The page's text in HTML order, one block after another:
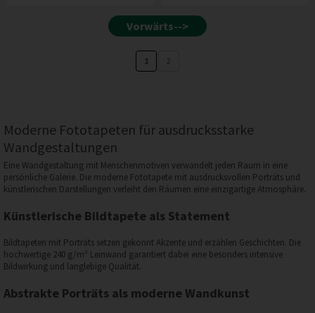
Vorwärts-->
1 2
Moderne Fototapeten für ausdrucksstarke
Wandgestaltungen
Eine Wandgestaltung mit Menschenmotiven verwandelt jeden Raum in eine
persönliche Galerie. Die moderne Fototapete mit ausdrucksvollen Porträts und
künstlerischen Darstellungen verleiht den Räumen eine einzigartige Atmosphäre.
Künstlerische Bildtapete als Statement
Bildtapeten mit Porträts setzen gekonnt Akzente und erzählen Geschichten. Die
hochwertige 240 g/m² Leinwand garantiert dabei eine besonders intensive
Bildwirkung und langlebige Qualität.
Abstrakte Porträts als moderne Wandkunst